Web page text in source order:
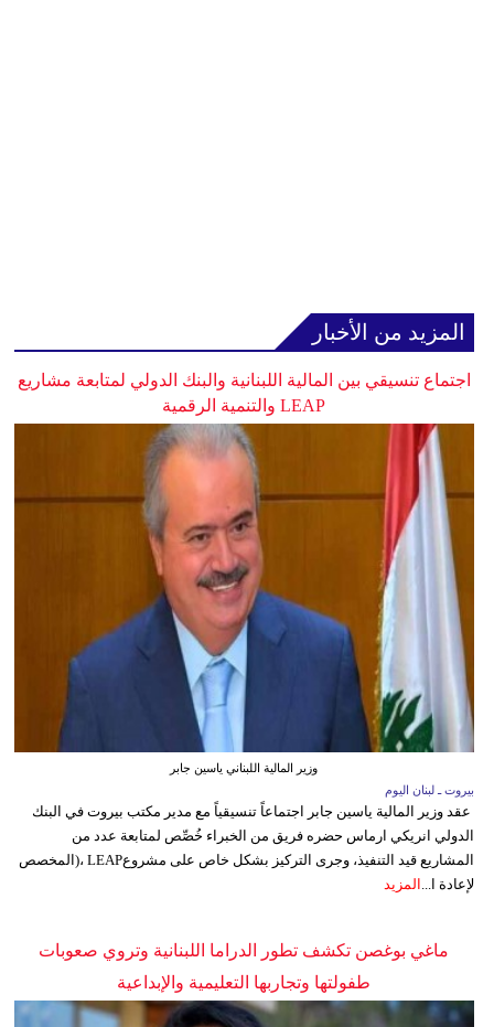
المزيد من الأخبار
اجتماع تنسيقي بين المالية اللبنانية والبنك الدولي لمتابعة مشاريع
LEAP والتنمية الرقمية
وزير المالية اللبناني ياسين جابر
بيروت ـ لبنان اليوم
عقد وزير المالية ياسين جابر اجتماعاً تنسيقياً مع مدير مكتب بيروت في البنك
الدولي انريكي ارماس حضره فريق من الخبراء خُصِّص لمتابعة عدد من
المشاريع قيد التنفيذ، وجرى التركيز بشكل خاص على مشروعLEAP ،(المخصص
لإعادة ا...
المزيد
ماغي بوغصن تكشف تطور الدراما اللبنانية وتروي صعوبات
طفولتها وتجاربها التعليمية والإبداعية